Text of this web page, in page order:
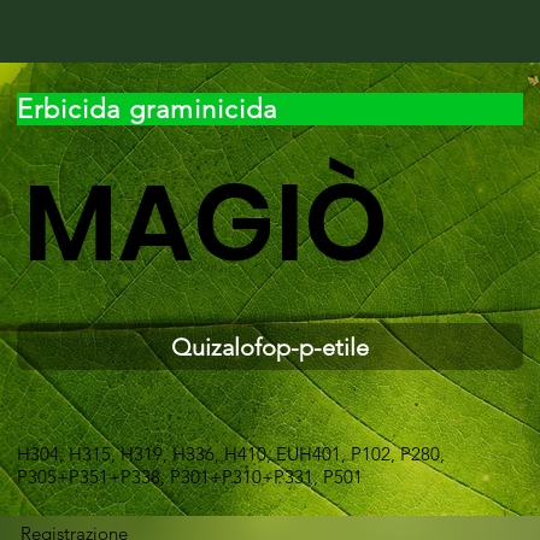
H304, H315, H319, H336, H410, EUH401, P102, P280,
P305+P351+P338, P301+P310+P331, P501
MAGIÒ
Erbicida graminicida
Quizalofop-p-etile
Registrazione